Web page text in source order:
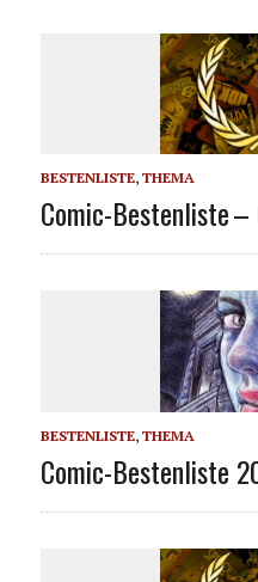
BESTENLISTE, THEMA
Comic-Bestenliste
BESTENLISTE, THEMA
Comic-Bestenliste